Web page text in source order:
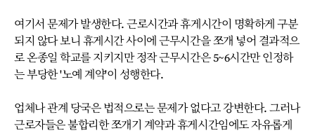
여기서 문제가 발생한다. 근로시간과 휴게시간이 명확하게 구분
되지 않다 보니 휴게시간 사이에 근무시간을 쪼개 넣어 결과적으
로 온종일 학교를 지키지만 정작 근무시간은 5~6시간만 인정하
는 부당한 '노예 계약'이 성행한다.
업체나 관계 당국은 법적으로는 문제가 없다고 강변한다. 그러나
근로자들은 불합리한 쪼개기 계약과 휴게시간임에도 자유롭게